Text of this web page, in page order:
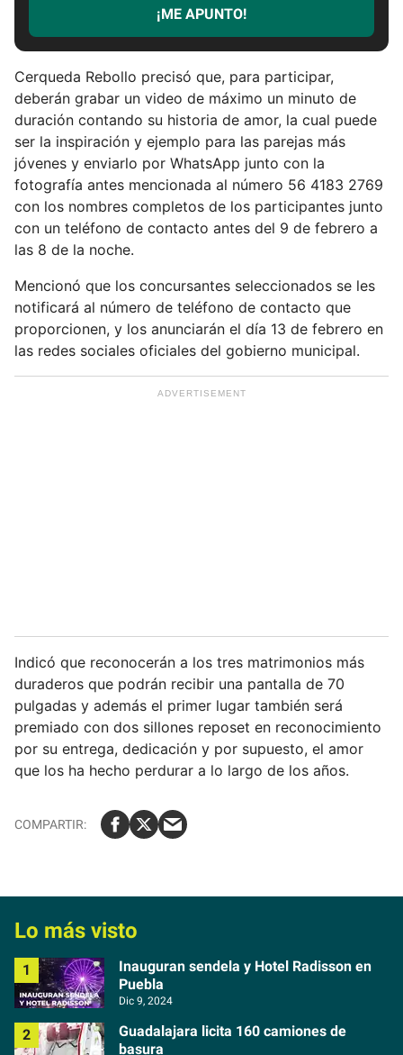
t
a
¡ME APUNTO!
Cerqueda Rebollo precisó que, para participar,
deberán grabar un video de máximo un minuto de
duración contando su historia de amor, la cual puede
ser la inspiración y ejemplo para las parejas más
jóvenes y enviarlo por WhatsApp junto con la
fotografía antes mencionada al número 56 4183 2769
con los nombres completos de los participantes junto
con un teléfono de contacto antes del 9 de febrero a
las 8 de la noche.
Mencionó que los concursantes seleccionados se les
notificará al número de teléfono de contacto que
proporcionen, y los anunciarán el día 13 de febrero en
las redes sociales oficiales del gobierno municipal.
Indicó que reconocerán a los tres matrimonios más
duraderos que podrán recibir una pantalla de 70
pulgadas y además el primer lugar también será
premiado con dos sillones reposet en reconocimiento
por su entrega, dedicación y por supuesto, el amor
que los ha hecho perdurar a lo largo de los años.
Lo más visto
Inauguran sendela y Hotel Radisson en
Puebla
Dic 9, 2024
Guadalajara licita 160 camiones de
basura